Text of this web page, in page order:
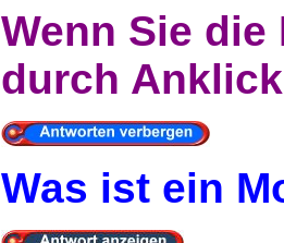
Wenn Sie
durch
Was ist ein